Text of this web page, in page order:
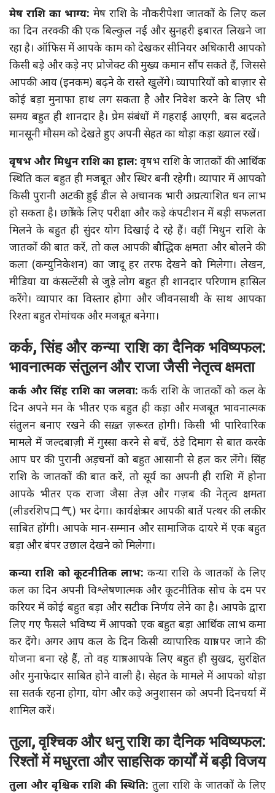
मेष राशि का भाग्य: मेष राशि के नौकरीपेशा जातकों के लिए कल
का दिन तरक्की की एक बिल्कुल नई और सुनहरी इबारत लिखने जा
रहा है। ऑफिस में आपके काम को देखकर सीनियर अधिकारी आपको
किसी बड़े और कड़े नए प्रोजेक्ट की मुख्य कमान सौंप सकते हैं, जिससे
आपकी आय (इनकम) बढ़ने के रास्ते खुलेंगे। व्यापारियों को बाज़ार से
कोई बड़ा मुनाफा हाथ लग सकता है और निवेश करने के लिए भी
समय बहुत ही शानदार है। प्रेम संबंधों में गहराई आएगी, बस बदलते
मानसूनी मौसम को देखते हुए अपनी सेहत का थोड़ा कड़ा ख्याल रखें।
वृषभ और मिथुन राशि का हाल: वृषभ राशि के जातकों की आर्थिक
स्थिति कल बहुत ही मजबूत और स्थिर बनी रहेगी। व्यापार में आपको
किसी पुरानी अटकी हुई डील से अचानक भारी अप्रत्याशित धन लाभ
हो सकता है। छात्रों के लिए परीक्षा और कड़े कंपटीशन में बड़ी सफलता
मिलने के बहुत ही सुंदर योग दिखाई दे रहे हैं। वहीं मिथुन राशि के
जातकों की बात करें, तो कल आपकी बौद्धिक क्षमता और बोलने की
कला (कम्युनिकेशन) का जादू हर तरफ देखने को मिलेगा। लेखन,
मीडिया या कंसल्टेंसी से जुड़े लोग बहुत ही शानदार परिणाम हासिल
करेंगे। व्यापार का विस्तार होगा और जीवनसाथी के साथ आपका
रिश्ता बहुत रोमांचक और मजबूत बनेगा।
कर्क, सिंह और कन्या राशि का दैनिक भविष्यफल:
भावनात्मक संतुलन और राजा जैसी नेतृत्व क्षमता
कर्क और सिंह राशि का जलवा: कर्क राशि के जातकों को कल के
दिन अपने मन के भीतर एक बहुत ही कड़ा और मजबूत भावनात्मक
संतुलन बनाए रखने की सख़्त ज़रूरत होगी। किसी भी पारिवारिक
मामले में जल्दबाज़ी में गुस्सा करने से बचें, ठंडे दिमाग से बात करके
आप घर की पुरानी अड़चनों को बहुत आसानी से हल कर लेंगे। सिंह
राशि के जातकों की बात करें, तो सूर्य का अपनी ही राशि में होना
आपके भीतर एक राजा जैसा तेज़ और गज़ब की नेतृत्व क्षमता
(लीडरशिप口气) भर देगा। कार्यक्षेत्र पर आपकी बातें पत्थर की लकीर
साबित होंगी। आपके मान-सम्मान और सामाजिक दायरे में एक बहुत
बड़ा और बंपर उछाल देखने को मिलेगा।
कन्या राशि को कूटनीतिक लाभ: कन्या राशि के जातकों के लिए
कल का दिन अपनी विश्लेषणात्मक और कूटनीतिक सोच के दम पर
करियर में कोई बहुत बड़ा और सटीक निर्णय लेने का है। आपके द्वारा
लिए गए फैसले भविष्य में आपको एक बहुत बड़ा आर्थिक लाभ कमा
कर देंगे। अगर आप कल के दिन किसी व्यापारिक यात्रा पर जाने की
योजना बना रहे हैं, तो वह यात्रा आपके लिए बहुत ही सुखद, सुरक्षित
और मुनाफेदार साबित होने वाली है। सेहत के मामले में आपको थोड़ा
सा सतर्क रहना होगा, योग और कड़े अनुशासन को अपनी दिनचर्या में
शामिल करें।
तुला, वृश्चिक और धनु राशि का दैनिक भविष्यफल:
रिश्तों में मधुरता और साहसिक कार्यों में बड़ी विजय
तुला और वृश्चिक राशि की स्थिति: तुला राशि के जातकों के लिए